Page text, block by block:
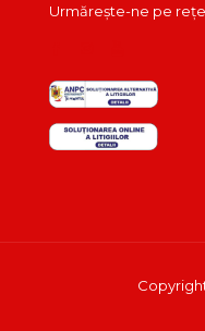
Urmărește-ne pe